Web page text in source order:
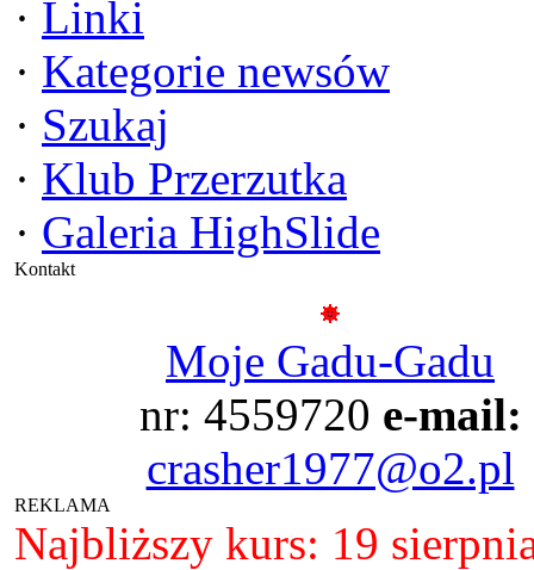
· Linki
· Kategorie newsów
· Szukaj
· Klub Przerzutka
· Galeria HighSlide
Kontakt
Moje Gadu-Gadu
nr: 4559720 e-mail:
crasher1977@o2.pl
REKLAMA
Najbliższy kurs: 19